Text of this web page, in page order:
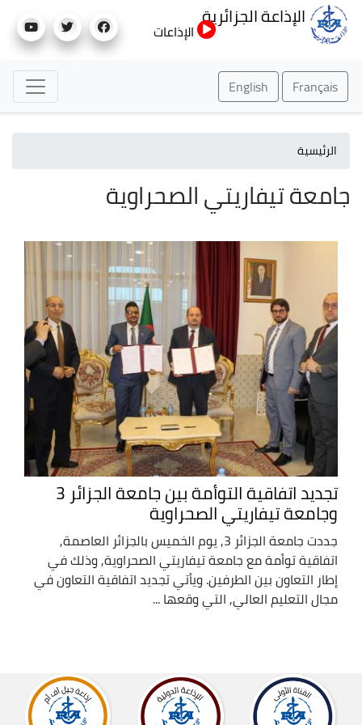
إلى
الإذاعة الجزائرية
الإذاعات
Français
English
الرئيسية
جامعة تيفاريتي الصحراوية
تجديد اتفاقية التوأمة بين جامعة الجزائر 3
وجامعة تيفاريتي الصحراوية
جددت جامعة الجزائر 3, يوم الخميس بالجزائر العاصمة,
اتفاقية توأمة مع جامعة تيفاريتي الصحراوية, وذلك في
إطار التعاون بين الطرفين. ويأتي تجديد اتفاقية التعاون في
مجال التعليم العالي, التي وقعها ...